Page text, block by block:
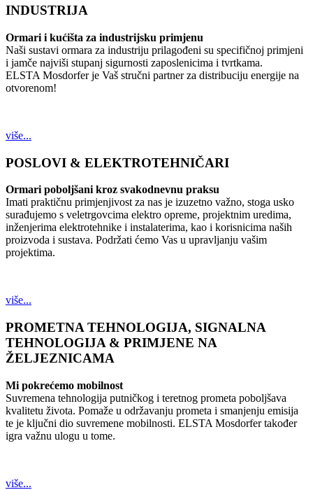
INDUSTRIJA
Ormari i kućišta za industrijsku primjenu
Naši sustavi ormara za industriju prilagođeni su specifičnoj primjeni
i jamče najviši stupanj sigurnosti zaposlenicima i tvrtkama.
ELSTA Mosdorfer je Vaš stručni partner za distribuciju energije na
otvorenom!
više...
POSLOVI & ELEKTROTEHNIČARI
Ormari poboljšani kroz svakodnevnu praksu
Imati praktičnu primjenjivost za nas je izuzetno važno, stoga usko
surađujemo s veletrgovcima elektro opreme, projektnim uredima,
inženjerima elektrotehnike i instalaterima, kao i korisnicima naših
proizvoda i sustava. Podržati ćemo Vas u upravljanju vašim
projektima.
više...
PROMETNA TEHNOLOGIJA, SIGNALNA
TEHNOLOGIJA & PRIMJENE NA
ŽELJEZNICAMA
Mi pokrećemo mobilnost
Suvremena tehnologija putničkog i teretnog prometa poboljšava
kvalitetu života. Pomaže u održavanju prometa i smanjenju emisija
te je ključni dio suvremene mobilnosti. ELSTA Mosdorfer također
igra važnu ulogu u tome.
više...